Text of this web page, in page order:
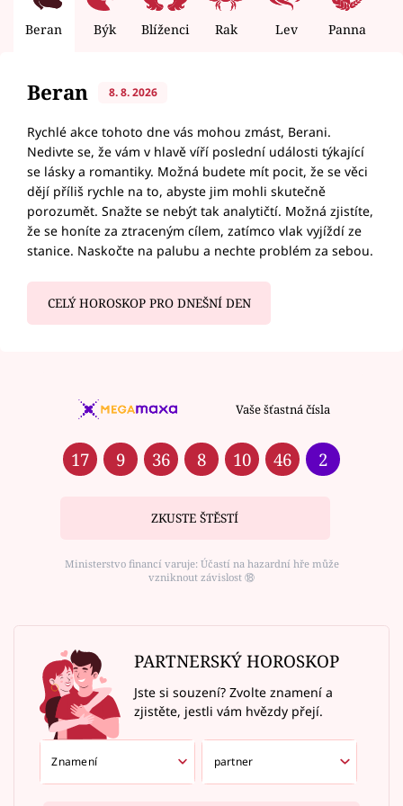
Beran Býk Blíženci Rak Lev Panna
Beran 8. 8. 2026
Rychlé akce tohoto dne vás mohou zmást, Berani.
Nedivte se, že vám v hlavě víří poslední události týkající
se lásky a romantiky. Možná budete mít pocit, že se věci
dějí příliš rychle na to, abyste jim mohli skutečně
porozumět. Snažte se nebýt tak analytičtí. Možná zjistíte,
že se honíte za ztraceným cílem, zatímco vlak vyjíždí ze
stanice. Naskočte na palubu a nechte problém za sebou.
CELÝ HOROSKOP PRO DNEŠNÍ DEN
Vaše šťastná čísla
17 9 36 8 10 46 2
ZKUSTE ŠTĚSTÍ
Ministerstvo financí varuje: Účastí na hazardní hře může
vzniknout závislost ⑱
PARTNERSKÝ HOROSKOP
Jste si souzení? Zvolte znamení a
zjistěte, jestli vám hvězdy přejí.